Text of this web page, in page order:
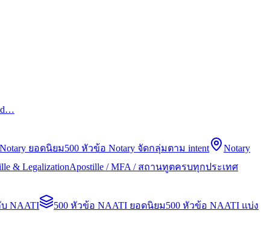
ยอดนิยม500 หัวข้อ Notary จัดกลุ่มตาม intent
Notary
& LegalizationApostille / MFA / สถานทูตครบทุกประเทศ
NAATI 500 หัวข้อ NAATI ยอดนิยม500 หัวข้อ NAATI แบ่ง